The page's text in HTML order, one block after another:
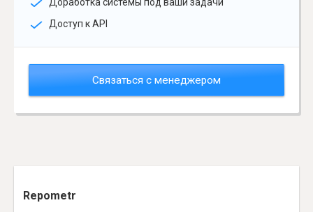
Доработка системы под ваши задачи
Доступ к API
Связаться с менеджером
Repometr